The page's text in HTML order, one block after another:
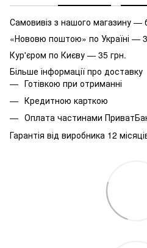
Самовивіз з нашого магазину —
«Нововю поштою» по Україні —
Кур'єром по Києву — 35 грн.
Більше інформації про доставку
Готівкою при отриманні
Кредитною карткою
Оплата частинами
Гарантія від виробника 12